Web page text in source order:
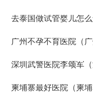
去泰国做试管婴儿怎
广州不孕不育医院（
深圳武警医院李颂军
柬埔寨最好医院（柬